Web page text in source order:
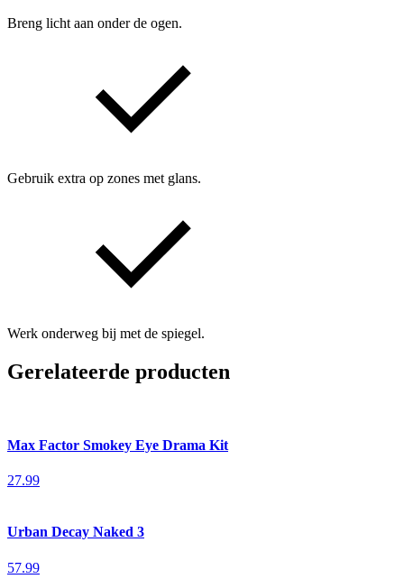
Breng licht aan onder de ogen.
Gebruik extra op zones met glans.
Werk onderweg bij met de spiegel.
Gerelateerde producten
Max Factor Smokey Eye Drama Kit
27.99
Urban Decay Naked 3
57.99